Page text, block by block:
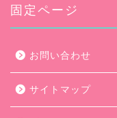
ブ
固定ページ
お問い合わせ
サイトマップ